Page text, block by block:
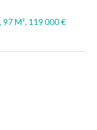
M², 119 000 €